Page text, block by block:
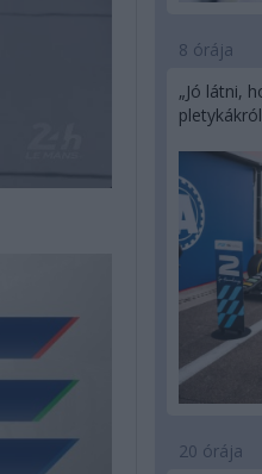
8 órája
„Jó látni,
pletykákról
20 órája